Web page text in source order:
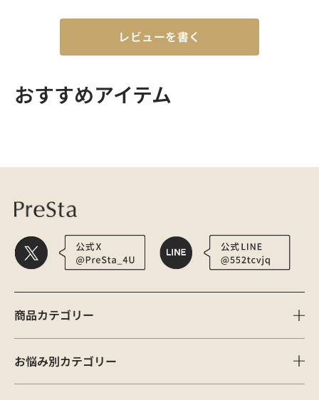
レビューを書く
おすすめアイテム
商品カテゴリー
お悩み別カテゴリー